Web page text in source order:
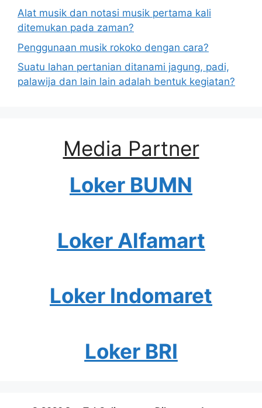
Alat musik dan notasi musik pertama kali
ditemukan pada zaman?
Penggunaan musik rokoko dengan cara?
Suatu lahan pertanian ditanami jagung, padi,
palawija dan lain lain adalah bentuk kegiatan?
Media Partner
Loker BUMN
Loker Alfamart
Loker Indomaret
Loker BRI